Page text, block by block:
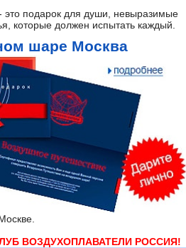
это подарок для души, невыразимые
которые должен испытать каждый.
шаре Москва
ВОЗДУХОПЛАВАТЕЛИ РОССИЯ!